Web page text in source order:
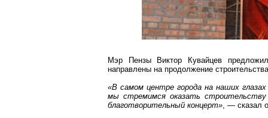
Мэр Пензы Виктор Кувайцев предложил
направлены на продолжение
«В самом центре города на наших
мы стремимся оказать
благотворительный концерт», — сказал